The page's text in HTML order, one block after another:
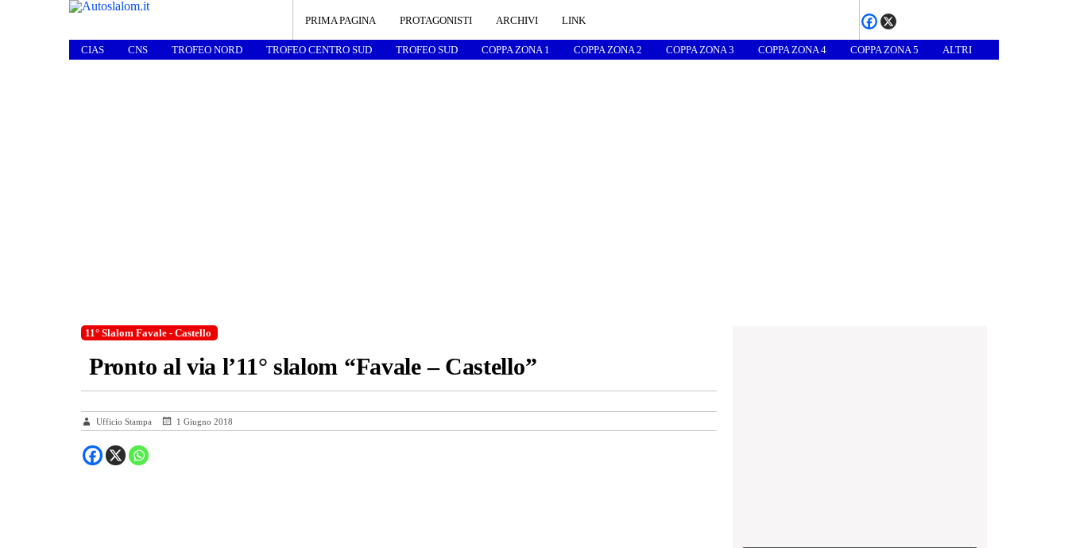
PRIMA PAGINA PROTAGONISTI ARCHIVI LINK
CIAS CNS TROFEO NORD TROFEO CENTRO SUD TROFEO SUD COPPA ZONA 1 COPPA ZONA 2 COPPA ZONA 3 COPPA ZONA 4 COPPA ZONA 5 ALTRI
11° Slalom Favale - Castello
Pronto al via l’11° slalom “Favale – Castello”
Ufficio Stampa 1 Giugno 2018